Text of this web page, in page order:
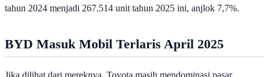
tahun 2024 menjadi 267.514 unit tahun 2025 ini, anjlok 7,7%.
BYD Masuk Mobil Terlaris April 2025